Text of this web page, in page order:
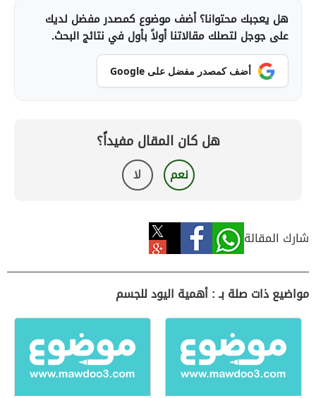
هل يعجبك محتوانا؟ أضف موضوع كمصدر مفضل لديك
على جوجل لتصلك مقالاتنا أولاً بأول في نتائج البحث.
أضف كمصدر مفضل على Google
هل كان المقال مفيداً؟
نعم لا
شارك المقالة
مواضيع ذات صلة بـ : أهمية اليود للجسم